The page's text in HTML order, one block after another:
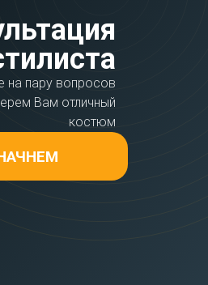
на пару вопросов
Вам отличный
костюм